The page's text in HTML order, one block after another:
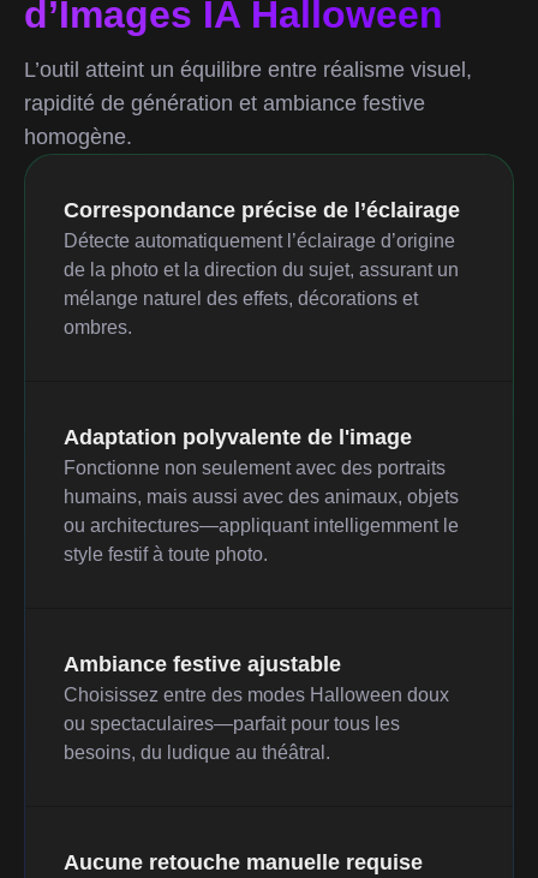
d’Images IA Halloween
L’outil atteint un équilibre entre réalisme visuel,
rapidité de génération et ambiance festive
homogène.
Correspondance précise de l’éclairage
Détecte automatiquement l’éclairage d’origine
de la photo et la direction du sujet, assurant un
mélange naturel des effets, décorations et
ombres.
Adaptation polyvalente de l'image
Fonctionne non seulement avec des portraits
humains, mais aussi avec des animaux, objets
ou architectures—appliquant intelligemment le
style festif à toute photo.
Ambiance festive ajustable
Choisissez entre des modes Halloween doux
ou spectaculaires—parfait pour tous les
besoins, du ludique au théâtral.
Aucune retouche manuelle requise